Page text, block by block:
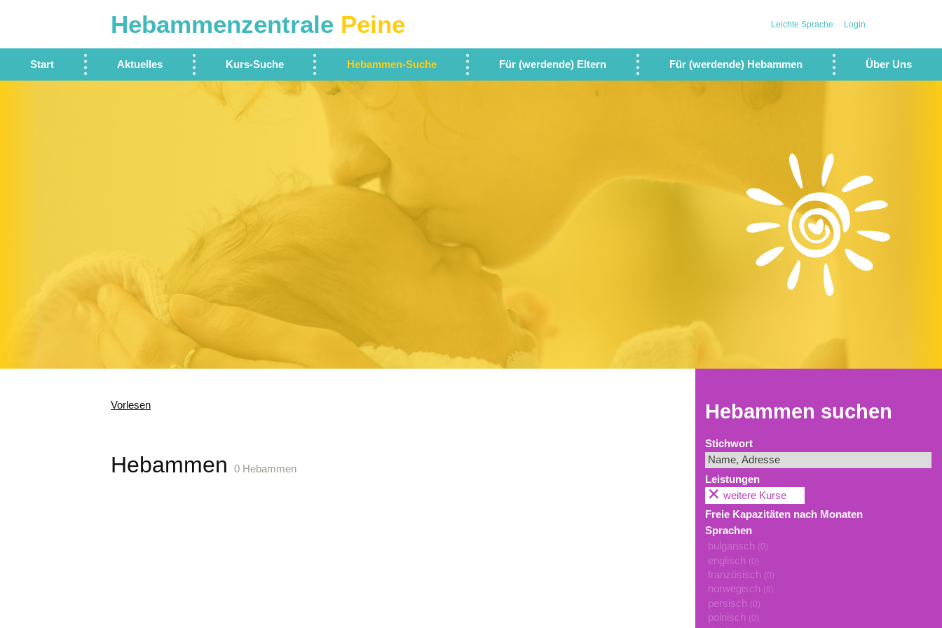
Hebammenzentrale Peine
Start Aktuelles Kurs-Suche Hebammen-Suche Für (werdende) Eltern Für (werdende) Hebammen Über Uns
Leichte Sprache Login
Hebammen suchen
Stichwort
Leistungen
weitere Kurse
Freie Kapazitäten nach Monaten
Sprachen
bulgarisch (0)
englisch (0)
französisch (0)
norwegisch (0)
persisch (0)
polnisch (0)
Vorlesen
Hebammen0 Hebammen